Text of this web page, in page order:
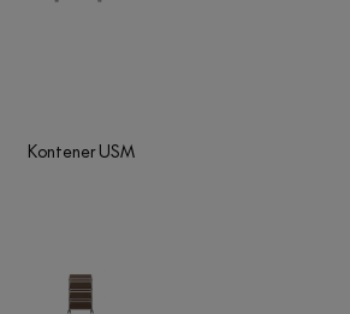
Kontener USM